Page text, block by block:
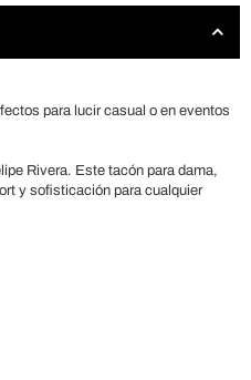
para lucir casual o en eventos
Rivera. Este tacón para dama,
y sofisticación para cualquier